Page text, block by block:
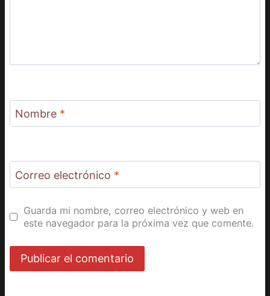
Nombre *
Correo electrónico *
Guarda mi nombre, correo electrónico y web en
este navegador para la próxima vez que comente.